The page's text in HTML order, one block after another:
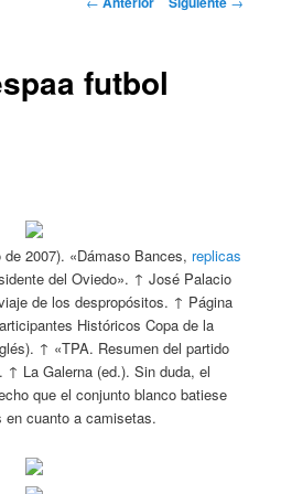
futbol
2007). «Dámaso Bances, replicas
del Oviedo». ↑ José Palacio
de los despropósitos. ↑ Página
Históricos Copa de la
↑ «TPA. Resumen del partido
↑ La Galerna (ed.). Sin duda, el
que el conjunto blanco batiese
cuanto a camisetas.